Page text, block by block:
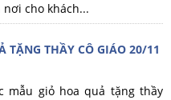
cho khách...
TẶNG THẦY CÔ GIÁO 20/11
mẫu giỏ hoa quả tặng thầy